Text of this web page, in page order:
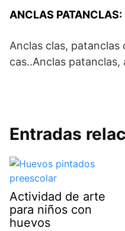
ANCLAS PATANCLAS:
Anclas clas, patanclas
cas..Anclas patanclas,
Entradas
Actividad de arte
para niños con
huevos